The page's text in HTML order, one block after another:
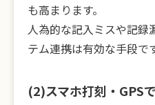
も高まります。
人為的な記入ミスや記録
テム連携は有効な手段で
(2)スマホ打刻・GPS